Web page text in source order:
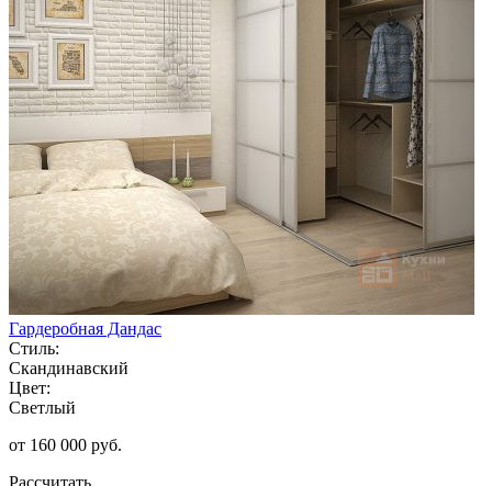
Гардеробная Дандас
Стиль:
Скандинавский
Цвет:
Светлый
от 160 000 руб.
Рассчитать